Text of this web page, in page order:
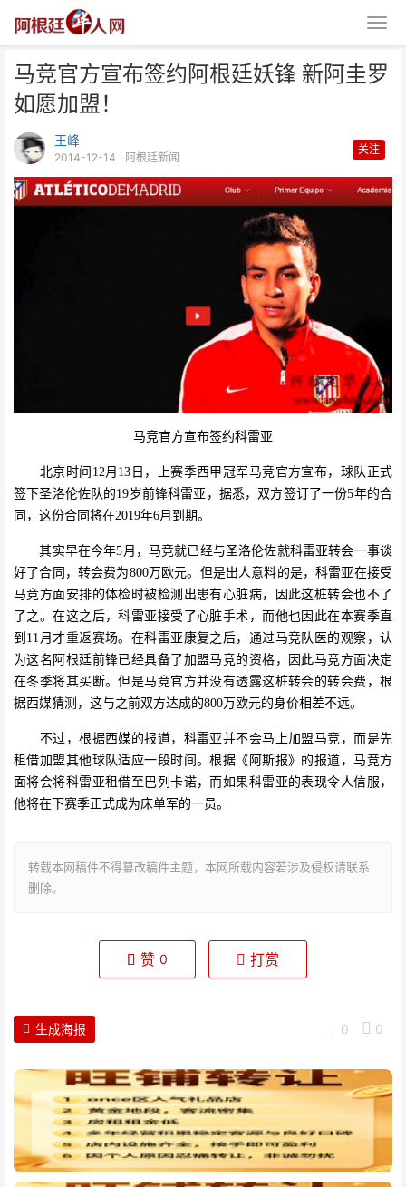
马竞官方宣布签约阿根廷妖锋 新阿圭罗
如愿加盟！
王峰
2014-12-14 · 阿根廷新闻
关注
马竞官方宣布签约科雷亚
北京时间12月13日，上赛季西甲冠军马竞官方宣布，球队正式
签下圣洛伦佐队的19岁前锋科雷亚，据悉，双方签订了一份5年的合
同，这份合同将在2019年6月到期。
其实早在今年5月，马竞就已经与圣洛伦佐就科雷亚转会一事谈
好了合同，转会费为800万欧元。但是出人意料的是，科雷亚在接受
马竞方面安排的体检时被检测出患有心脏病，因此这桩转会也不了
了之。在这之后，科雷亚接受了心脏手术，而他也因此在本赛季直
到11月才重返赛场。在科雷亚康复之后，通过马竞队医的观察，认
为这名阿根廷前锋已经具备了加盟马竞的资格，因此马竞方面决定
在冬季将其买断。但是马竞官方并没有透露这桩转会的转会费，根
据西媒猜测，这与之前双方达成的800万欧元的身价相差不远。
不过，根据西媒的报道，科雷亚并不会马上加盟马竞，而是先
租借加盟其他球队适应一段时间。根据《阿斯报》的报道，马竞方
面将会将科雷亚租借至巴列卡诺，而如果科雷亚的表现令人信服，
他将在下赛季正式成为床单军的一员。
转载本网稿件不得篡改稿件主题，本网所载内容若涉及侵权请联系
删除。
马竞官方宣布签约阿根廷妖锋 新
赞 0 打赏
0 0
生成海报